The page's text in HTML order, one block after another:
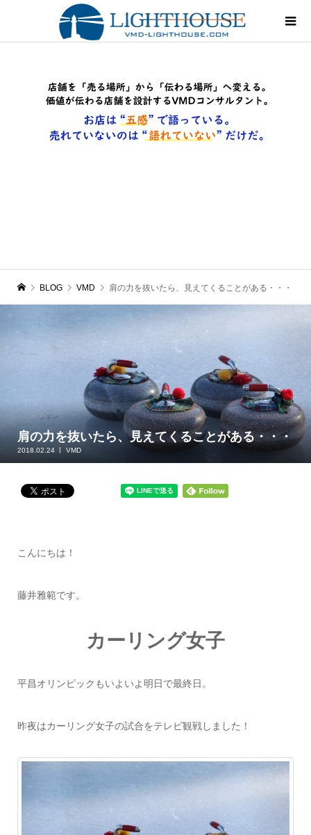
BLOG VMD 肩の力を抜いたら、見えてくることがある・・・
肩の力を抜いたら、見えてくることがある・・・
2018.02.24 VMD
こんにちは！
藤井雅範です。
カーリング女子
平昌オリンピックもいよいよ明日で最終日。
昨夜はカーリング女子の試合をテレビ観戦しました！